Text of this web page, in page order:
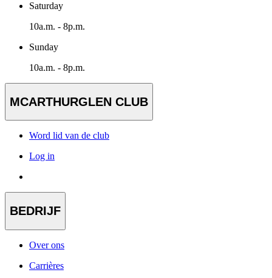
Saturday
10a.m. - 8p.m.
Sunday
10a.m. - 8p.m.
MCARTHURGLEN CLUB
Word lid van de club
Log in
BEDRIJF
Over ons
Carrières